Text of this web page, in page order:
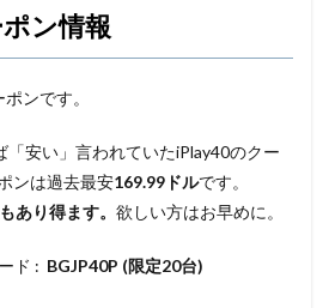
ン情報
ンです。
「安い」言われていたiPlay40のクー
ンは過去最安169.99ドルです。
あり得ます。 欲しい方はお早めに。
ド : BGJP40P (限定20台)